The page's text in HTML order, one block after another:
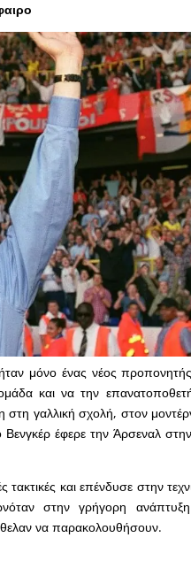
μόνο ένας νέος
και να την
γαλλική σχολή, στον
Βενγκέρ έφερε την Άρσεναλ
και επένδυσε στην
στην γρήγορη
να παρακολουθήσουν.